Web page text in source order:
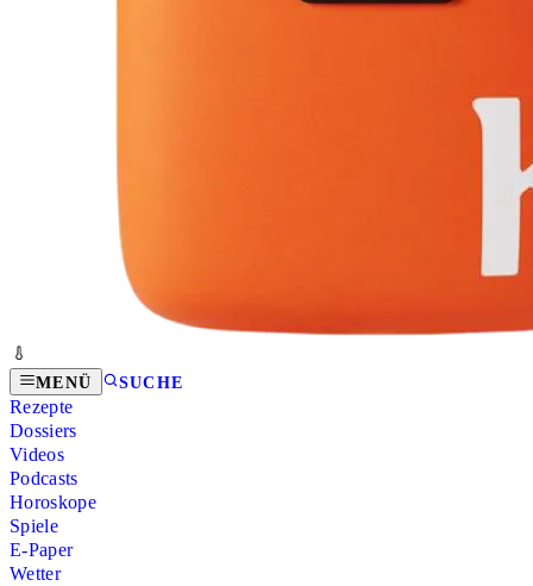
MENÜ SUCHE
Rezepte
Dossiers
Videos
Podcasts
Horoskope
Spiele
E-Paper
Wetter